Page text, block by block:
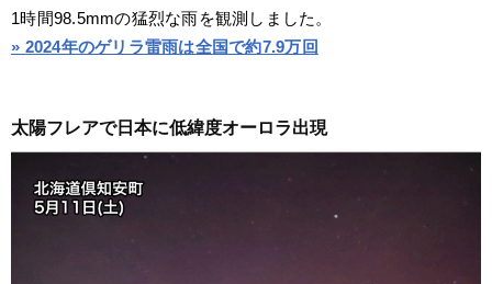
1時間98.5mmの猛烈な雨を観測しました。
» 2024年のゲリラ雷雨は全国で約7.9万回
太陽フレアで日本に低緯度オーロラ出現